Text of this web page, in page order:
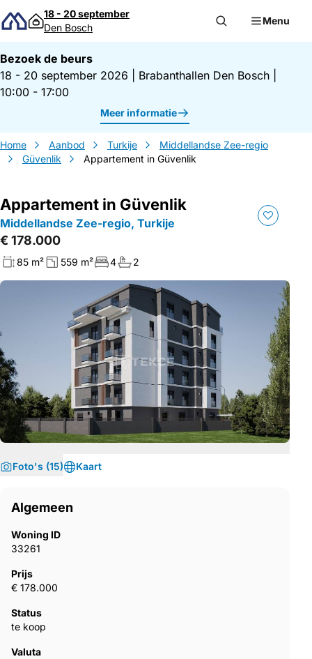
Direct naar inhoud
18 - 20 september
Den Bosch
Menu
Bezoek de beurs
18 - 20 september 2026
Brabanthallen Den Bosch
10:00 - 17:00
Meer informatie
Home Aanbod Turkije
Middellandse Zee-regio
Güvenlik
Appartement in Güvenlik
Appartement in Güvenlik
Middellandse Zee-regio, Turkije
€ 178.000
85 m² 559 m² 4 2
Foto's (15) Kaart
Algemeen
Woning ID
33261
Prijs
€ 178.000
Status
te koop
Valuta